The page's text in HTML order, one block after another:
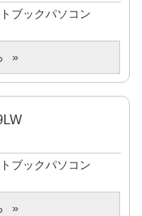
トブックパソコン
トブックパソコン